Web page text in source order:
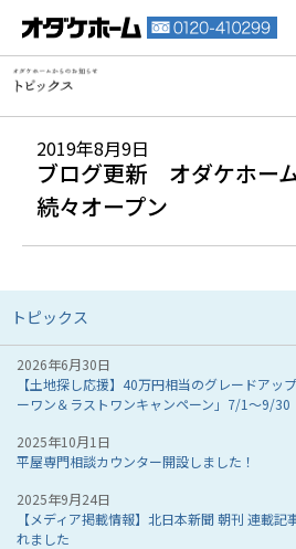
2019年8月9日
ブログ更新 オダケホー
続々オープン
トピックス
2026年6月30日
【土地探し応援】40万円相当のグレードアッ
ーワン＆ラストワンキャンペーン」7/1～9/30
2025年10月1日
平屋専門相談カウンター開設しました！
2025年9月24日
【メディア掲載情報】北日本新聞 朝刊 連載
れました